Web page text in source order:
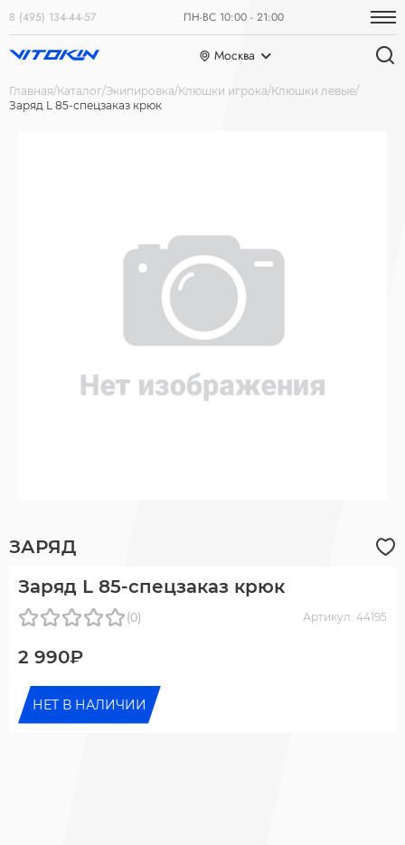
8 (495) 134-44-57 ПН-ВС 10:00 - 21:00
Москва
Главная Каталог Экипировка Клюшки игрока Клюшки левые
Заряд L 85-спецзаказ крюк
ЗАРЯД
Заряд L 85-спецзаказ крюк
(0) Артикул: 44195
2 990₽
НЕТ В НАЛИЧИИ